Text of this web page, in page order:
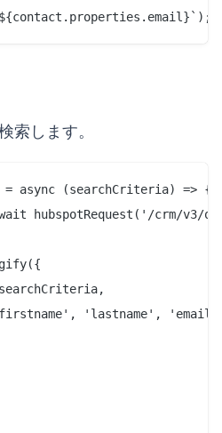
索します。
= async (searchCriteria) => {
hubspotRequest('/crm/v3/
'lastname',